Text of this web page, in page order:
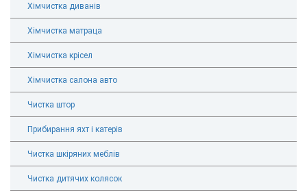
Хімчистка диванів
Хімчистка матраца
Хімчистка крісел
Хімчистка салона авто
Чистка штор
Прибирання яхт і катерів
Чистка шкіряних меблів
Чистка дитячих колясок